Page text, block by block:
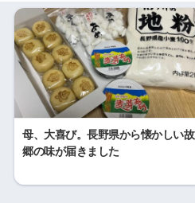
母、大喜び。長野県から懐かしい故
郷の味が届きました